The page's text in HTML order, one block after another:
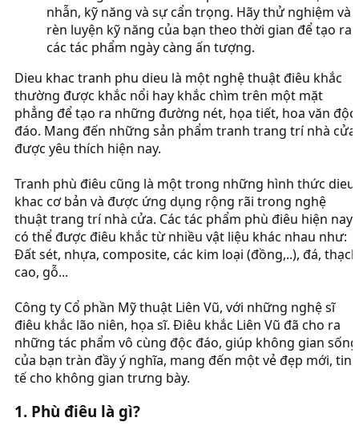
nhẫn, kỹ năng và sự cẩn trọng. Hãy thử nghiệm và
rèn luyện kỹ năng của bạn theo thời gian để tạo ra
các tác phẩm ngày càng ấn tượng.
Dieu khac tranh phu dieu là một nghệ thuật điêu khắc
thường được khắc nổi hay khắc chìm trên một mặt
phẳng để tạo ra những đường nét, họa tiết, hoa văn độc
đáo. Mang đến những sản phẩm tranh trang trí nhà cửa
được yêu thích hiện nay.
Tranh phù điêu cũng là một trong những hình thức dieu
khac cơ bản và được ứng dụng rộng rãi trong nghệ
thuật trang trí nhà cửa. Các tác phẩm phù điêu hiện nay
có thể được điêu khắc từ nhiều vật liệu khác nhau như:
Đất sét, nhựa, composite, các kim loại (đồng,..), đá, thạch
cao, gỗ...
Công ty Cổ phần Mỹ thuật Liên Vũ, với những nghệ sĩ
điêu khắc lão niên, họa sĩ. Điêu khắc Liên Vũ đã cho ra
những tác phẩm vô cùng độc đáo, giúp không gian sống
của bạn tràn đầy ý nghĩa, mang đến một vẻ đẹp mới, tinh
tế cho không gian trưng bày.
1. Phù điêu là gì?​